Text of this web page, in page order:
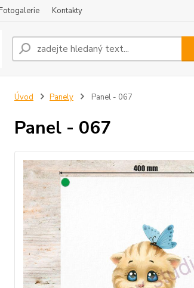
Fotogalerie Kontakty
Úvod Panely Panel - 067
Panel - 067